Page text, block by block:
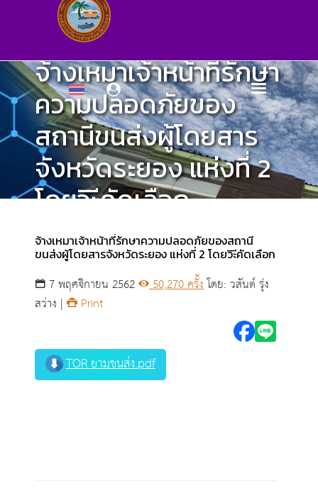
จ้างเหมาเจ้าหน้าที่รักษา
ความปลอดภัยของ
สถานีขนส่งผู้โดยสาร
จังหวัดระยอง แห่งที่ 2
โดยวิะีคัดเลือก
ศูนย์ข้อมูลข่าวสาร
จ้างเหมาเจ้าหน้าที่รักษาความปลอดภัยของสถานี
ขนส่งผู้โดยสารจังหวัดระยอง แห่งที่ 2 โดยวิะีคัดเลือก
7 พฤศจิกายน 2562 50,270 ครั้งโดย: วสันต์ รุ่ง
สว่าง |
Print
TOR ยามขนส่ง.pdf